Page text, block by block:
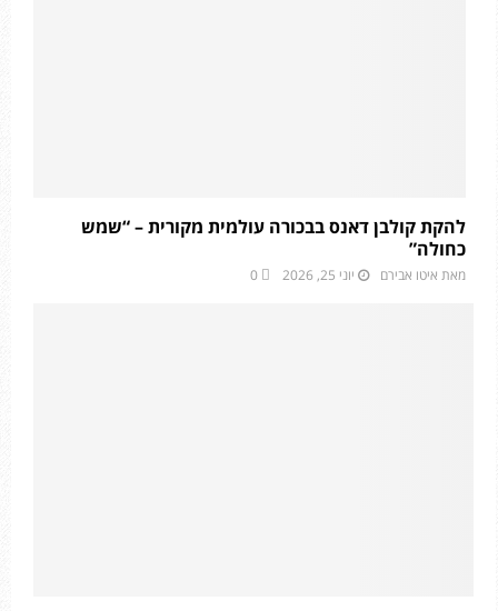
להקת קולבן דאנס בבכורה עולמית מקורית – “שמש
כחולה”
מאת איטו אבירם יוני 25, 2026 0